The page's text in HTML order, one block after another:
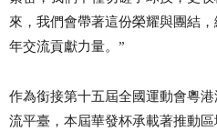
來，我們會帶著這份榮耀與團結
年交流貢獻力量。 ”
作為銜接第十五屆全國運動會粵
流平臺，本屆華發杯承載著推動